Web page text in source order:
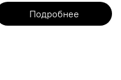
Подробнее